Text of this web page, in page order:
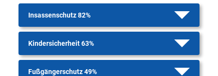
Insassenschutz 82%
Kindersicherheit 63%
Fußgängerschutz 49%